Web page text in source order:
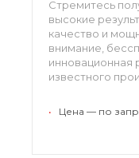
Стремитесь
высокие
качество и
внимание,
инновационная
известного
• Цена — по